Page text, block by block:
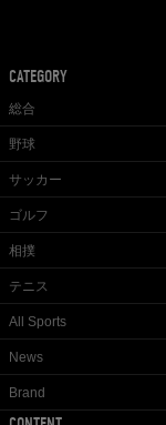
CATEGORY
総合
野球
サッカー
ゴルフ
相撲
テニス
All Sports
News
Brand